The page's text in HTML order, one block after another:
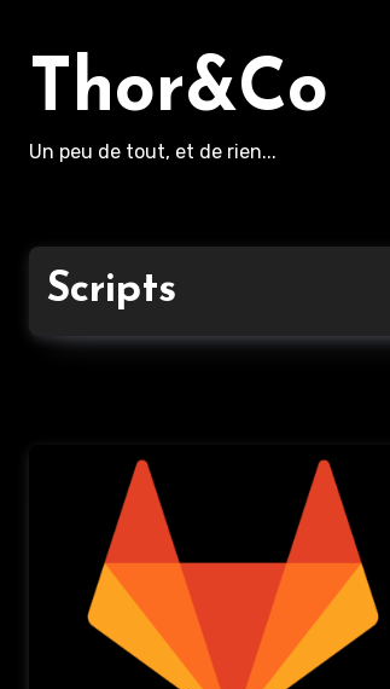
principalThor&Co
Un peu de tout, et de rien...
Scripts